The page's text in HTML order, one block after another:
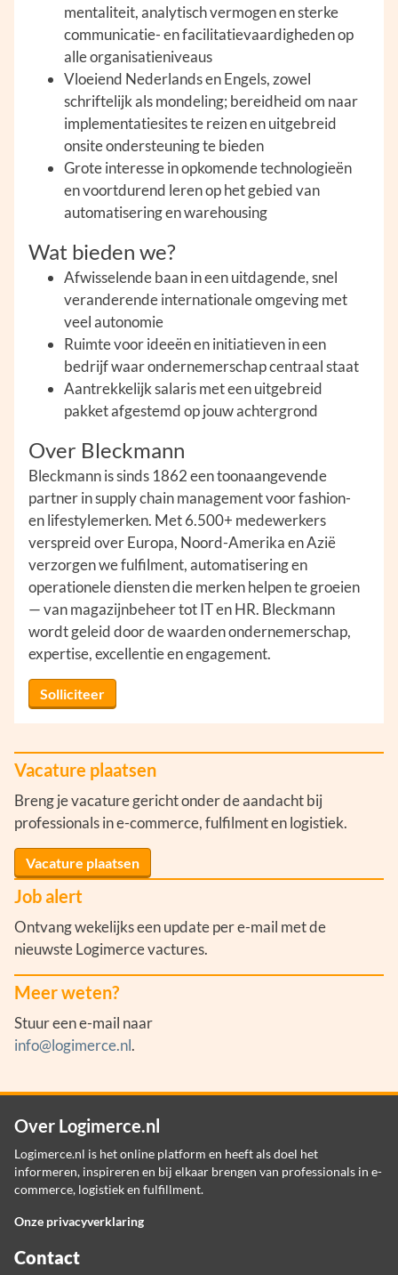
mentaliteit, analytisch vermogen en sterke
communicatie- en facilitatievaardigheden op
alle organisatieniveaus
Vloeiend Nederlands en Engels, zowel
schriftelijk als mondeling; bereidheid om naar
implementatiesites te reizen en uitgebreid
onsite ondersteuning te bieden
Grote interesse in opkomende technologieën
en voortdurend leren op het gebied van
automatisering en warehousing
Wat bieden we?
Afwisselende baan in een uitdagende, snel
veranderende internationale omgeving met
veel autonomie
Ruimte voor ideeën en initiatieven in een
bedrijf waar ondernemerschap centraal staat
Aantrekkelijk salaris met een uitgebreid
pakket afgestemd op jouw achtergrond
Over Bleckmann
Bleckmann is sinds 1862 een toonaangevende
partner in supply chain management voor fashion-
en lifestylemerken. Met 6.500+ medewerkers
verspreid over Europa, Noord-Amerika en Azië
verzorgen we fulfilment, automatisering en
operationele diensten die merken helpen te groeien
— van magazijnbeheer tot IT en HR. Bleckmann
wordt geleid door de waarden ondernemerschap,
expertise, excellentie en engagement.
Solliciteer
Vacature plaatsen
Breng je vacature gericht onder de aandacht bij
professionals in e-commerce, fulfilment en logistiek.
Vacature plaatsen
Job alert
Ontvang wekelijks een update per e-mail met de
nieuwste Logimerce vactures.
Meer weten?
Stuur een e-mail naar
info@logimerce.nl.
Over Logimerce.nl
Logimerce.nl is het online platform en heeft als doel het
informeren, inspireren en bij elkaar brengen van professionals in e-
commerce, logistiek en fulfillment.
Onze privacyverklaring
Contact